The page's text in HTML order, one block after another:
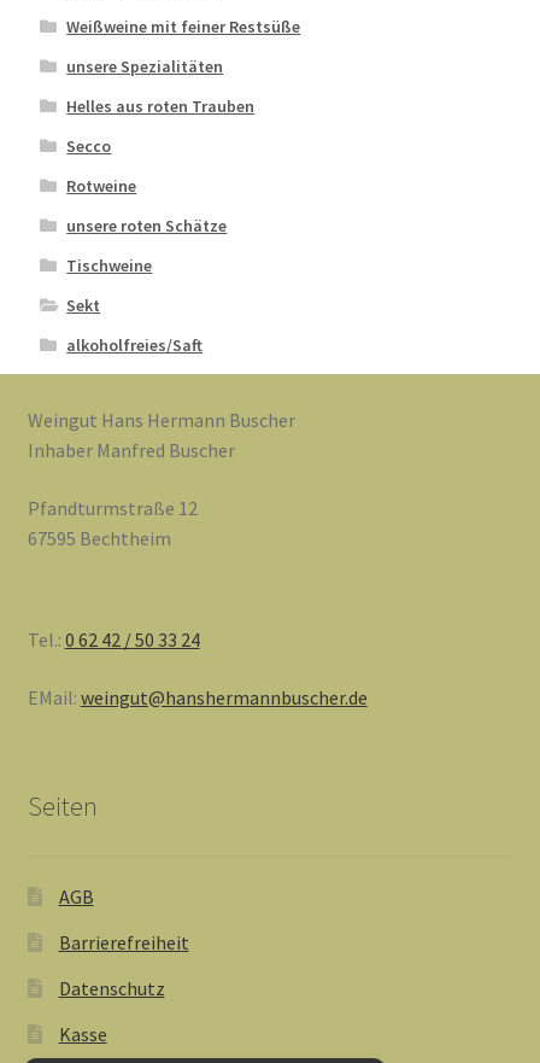
Weißweine mit feiner Restsüße
unsere Spezialitäten
Helles aus roten Trauben
Secco
Rotweine
unsere roten Schätze
Tischweine
Sekt
alkoholfreies/Saft
Weingut Hans Hermann Buscher
Inhaber Manfred Buscher
Pfandturmstraße 12
67595 Bechtheim
Tel.: 0 62 42 / 50 33 24
EMail: weingut@hanshermannbuscher.de
Seiten
AGB
Barrierefreiheit
Datenschutz
Kasse